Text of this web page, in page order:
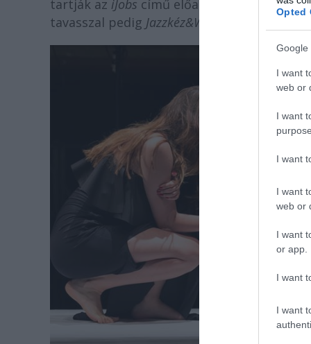
Opted
Google
I want
web or
I want
I want
I want
web or
I want
or app.
I want
I want
tartják az iJobs című előadás bemutatóját,
tavasszal pedig Jazzkéz&Whisky címmel